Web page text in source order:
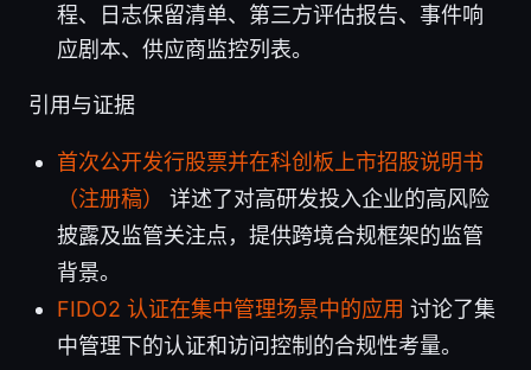
程、日志保留清单、第三方评估报告、事件响
应剧本、供应商监控列表。
引用与证据
首次公开发行股票并在科创板上市招股说明书
（注册稿）
详述了对高研发投入企业的高风险
披露及监管关注点，提供跨境合规框架的监管
背景。
FIDO2 认证在集中管理场景中的应用 讨论了集
中管理下的认证和访问控制的合规性考量。